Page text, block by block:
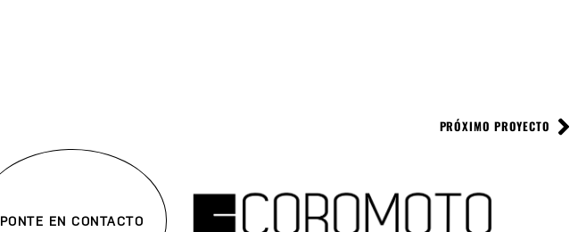
PRÓXIMO PROYECTO
PONTE EN CONTACTO